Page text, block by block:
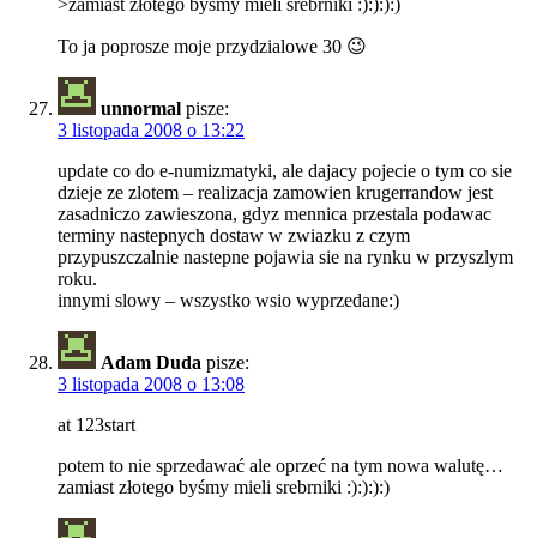
>zamiast złotego byśmy mieli srebrniki :):):):)
To ja poprosze moje przydzialowe 30 😉
unnormal pisze:
3 listopada 2008 o 13:22
update co do e-numizmatyki, ale dajacy pojecie o tym co sie
dzieje ze zlotem – realizacja zamowien krugerrandow jest
zasadniczo zawieszona, gdyz mennica przestala podawac
terminy nastepnych dostaw w zwiazku z czym
przypuszczalnie nastepne pojawia sie na rynku w przyszlym
roku.
innymi slowy – wszystko wsio wyprzedane:)
Adam Duda pisze:
3 listopada 2008 o 13:08
at 123start
potem to nie sprzedawać ale oprzeć na tym nowa walutę…
zamiast złotego byśmy mieli srebrniki :):):):)